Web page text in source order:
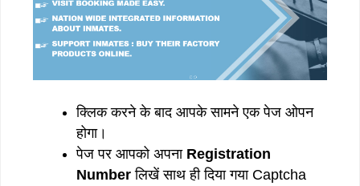
क्लिक करने के बाद आपके सामने एक पेज ओपन
होगा।
पेज पर आपको अपनाRegistration
Numberलिखें साथ ही दिया गया Captcha